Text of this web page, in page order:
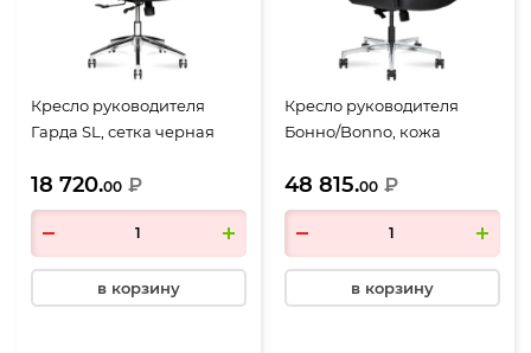
Кресло руководителя
Гарда SL, сетка черная
18 720.00 ₽
в корзину
Кресло руководителя
Бонно/Bonno, кожа
48 815.00 ₽
в корзину